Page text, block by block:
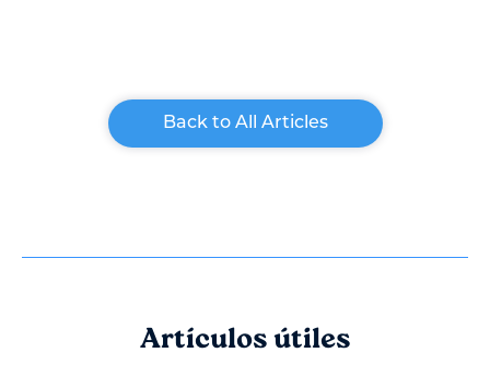
Back to All Articles
Artículos útiles